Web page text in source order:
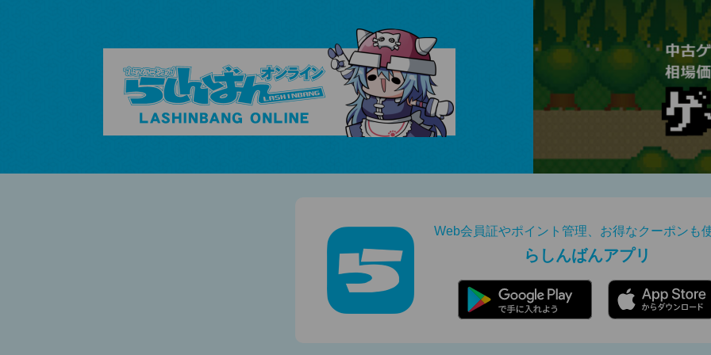
Web会員証やポイント管理、お得なクーポンも
らしんばんアプリ